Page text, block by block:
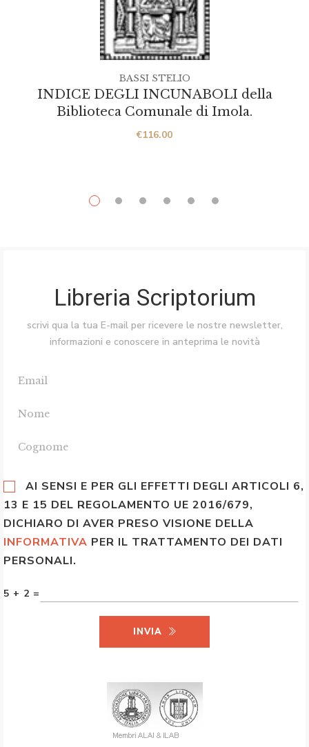
INDICE DEGLI INCUNABOLI della
Biblioteca Comunale di Imola.
€116.00
BASSI STELIO
Libreria Scriptorium
scrivi qua la tua E-mail per ricevere le nostre newsletter,
informazioni e conoscere in anteprima le novità
AI SENSI E PER GLI EFFETTI DEGLI ARTICOLI 6,
13 E 15 DEL REGOLAMENTO UE 2016/679,
DICHIARO DI AVER PRESO VISIONE DELLA
INFORMATIVA PER IL TRATTAMENTO DEI DATI
PERSONALI.
5 + 2 =
INVIA